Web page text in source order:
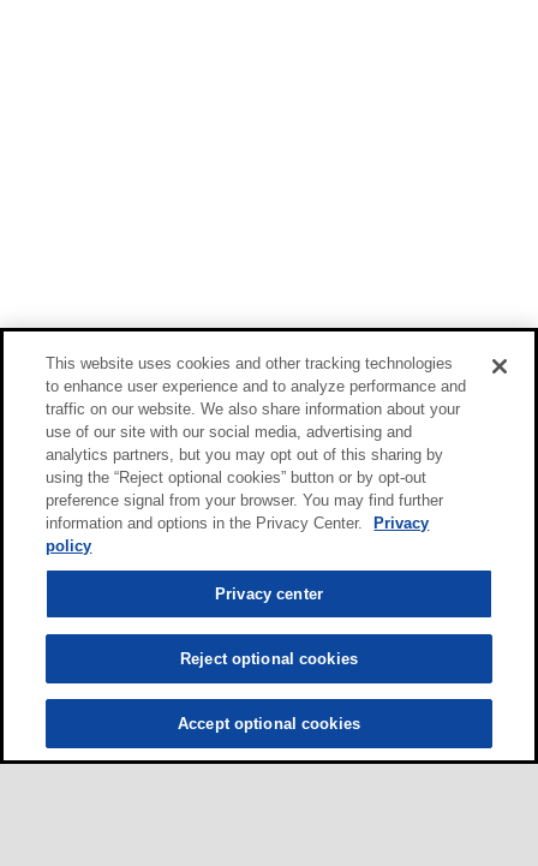
This website uses cookies and other tracking technologies
to enhance user experience and to analyze performance and
traffic on our website. We also share information about your
use of our site with our social media, advertising and
analytics partners, but you may opt out of this sharing by
using the “Reject optional cookies” button or by opt-out
preference signal from your browser. You may find further
information and options in the Privacy Center.
Privacy
policy
Privacy center
Reject optional cookies
Accept optional cookies